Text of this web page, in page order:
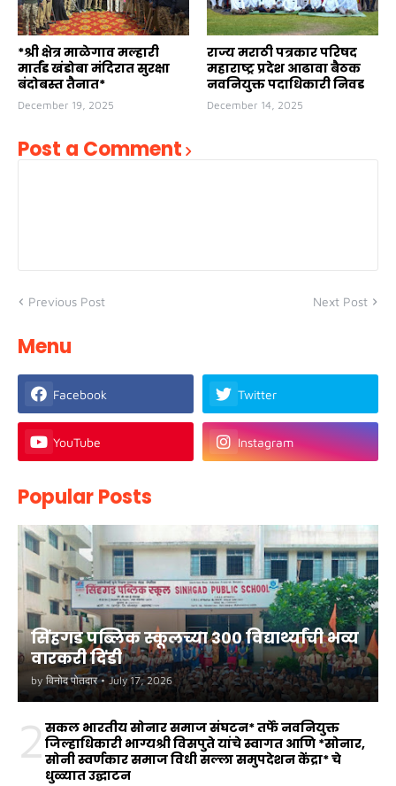
*श्री क्षेत्र माळेगाव मल्हारी
मार्तंड खंडोबा मंदिरात सुरक्षा
बंदोबस्त तैनात*
December 19, 2025
राज्य मराठी पत्रकार परिषद
महाराष्ट्र प्रदेश आढावा बैठक
नवनियुक्त पदाधिकारी निवड
December 14, 2025
Post a Comment
Previous Post Next Post
Menu
Facebook Twitter
YouTube Instagram
Popular Posts
सिंहगड पब्लिक स्कूलच्या ३०० विद्यार्थ्यांची भव्य
वारकरी दिंडी
by विनोद पोतदार • July 17, 2026
2 सकल भारतीय सोनार समाज संघटन* तर्फे नवनियुक्त
जिल्हाधिकारी भाग्यश्री विसपुते यांचे स्वागत आणि *सोनार,
सोनी स्वर्णकार समाज विधी सल्ला समुपदेशन केंद्रा* चे
धुळ्यात उद्घाटन